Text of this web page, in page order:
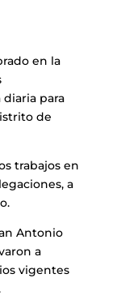
en la
para
de
trabajos en
a
Antonio
a
vigentes